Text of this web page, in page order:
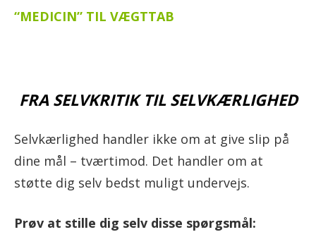
“MEDICIN” TIL VÆGTTAB
FRA SELVKRITIK TIL SELVKÆRLIGHED
Selvkærlighed handler ikke om at give slip på
dine mål – tværtimod. Det handler om at
støtte dig selv bedst muligt undervejs.
Prøv at stille dig selv disse spørgsmål: